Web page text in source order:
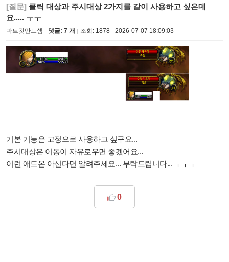
[질문] 클릭 대상과 주시대상 2가지를 같이 사용하고 싶은데
요..... ㅜㅜ
마트것만드셈 댓글: 7 개 조회: 1878 2026-07-07 18:09:03
기본 기능은 고정으로 사용하고 싶구요...
주시대상은 이동이 자유로우면 좋겠어요...
이런 애드온 아신다면 알려주세요... 부탁드립니다... ㅜㅜㅜ
0